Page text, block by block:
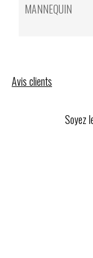
MANNEQUIN
Avis clients
Soyez